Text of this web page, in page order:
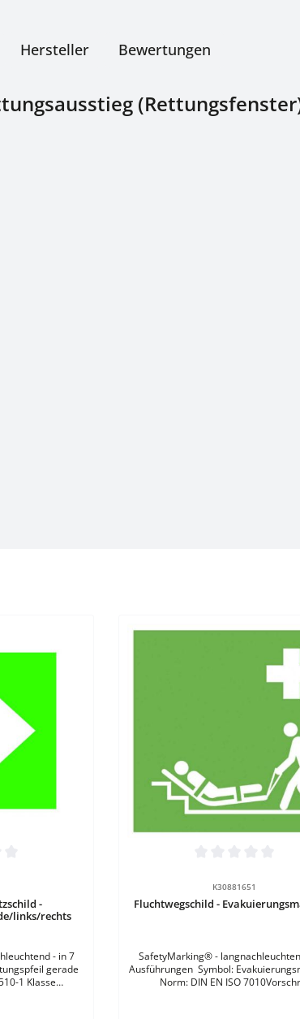
Hersteller Bewertungen
-
links/rechts
- in 7
1 Klasse
K30881651
Fluchtwegschild -
SafetyMarking® -
Ausführungen Symbol: Evakuierungsmatratze
Norm: DIN EN ISO